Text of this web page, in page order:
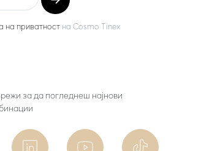
на приватност на Cosmo Tinex
за да погледнеш најнови